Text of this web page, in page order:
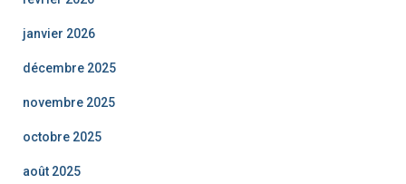
janvier 2026
décembre 2025
novembre 2025
octobre 2025
août 2025